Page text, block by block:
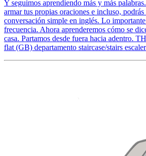
Y seguimos aprendiendo más y más
armar tus propias oraciones e incluso, podrás
conversación simple en inglés. Lo
frecuencia. Ahora aprenderemos cómo se
casa. Partamos desde fuera hacia adentro.
flat (GB) departamento staircase/stairs